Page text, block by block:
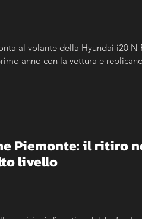
al volante della Hyundai i20 N
anno con la vettura e
Piemonte: il ritiro
livello